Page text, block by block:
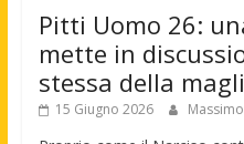
Pitti Uomo 26:
mette in
stessa della
15 Giugno 2026